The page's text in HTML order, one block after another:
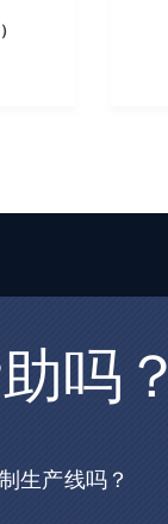
吗？
生产线吗？